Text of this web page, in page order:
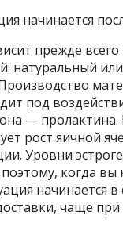
начинается
прежде всего
натуральный или
под
—
рост яичной
Уровни
когда вы
начинается в
чаще